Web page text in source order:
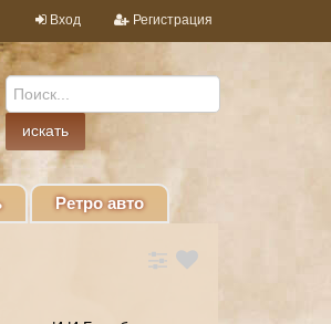
Вход Регистрация
Ретро авто